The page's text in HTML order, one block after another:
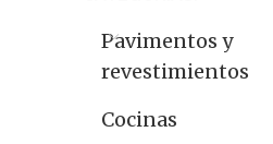
Pavimentos y
revestimientos
Cocinas